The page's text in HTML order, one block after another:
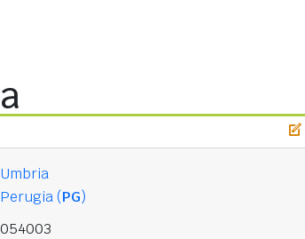
Umbria
Perugia (PG)
054003